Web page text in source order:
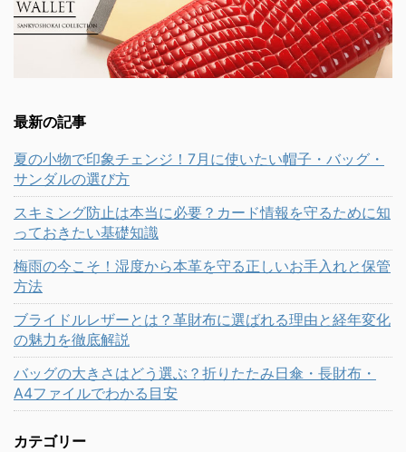
最新の記事
夏の小物で印象チェンジ！7月に使いたい帽子・バッグ・
サンダルの選び方
スキミング防止は本当に必要？カード情報を守るために知
っておきたい基礎知識
梅雨の今こそ！湿度から本革を守る正しいお手入れと保管
方法
ブライドルレザーとは？革財布に選ばれる理由と経年変化
の魅力を徹底解説
バッグの大きさはどう選ぶ？折りたたみ日傘・長財布・
A4ファイルでわかる目安
カテゴリー